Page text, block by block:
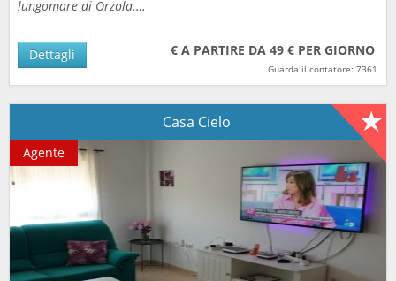
lungomare di Orzola.…
€ A PARTIRE DA 49 € PER GIORNO
Guarda il contatore: 7361
Dettagli
Casa Cielo
Agente